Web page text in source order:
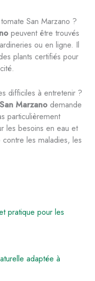
San Marzano ?
peuvent être trouvés
ou en ligne. Il
plants certifiés pour
difficiles à entretenir ?
Marzano demande
particulièrement
les besoins en eau et
les maladies, les
pratique pour les
adaptée à